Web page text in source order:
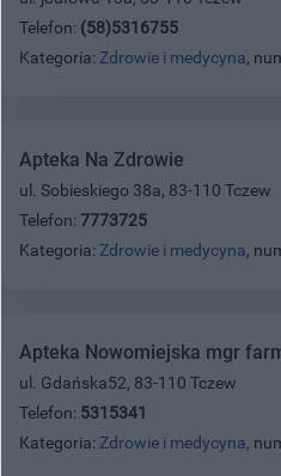
Telefon: (58)5316755
Kategoria: Zdrowie i medycyna,
Apteka Na Zdrowie
ul. Sobieskiego 38a, 83-110 Tczew
Telefon: 7773725
Kategoria: Zdrowie i medycyna,
Apteka Nowomiejska mgr
ul. Gdańska52, 83-110 Tczew
Telefon: 5315341
Kategoria: Zdrowie i medycyna,